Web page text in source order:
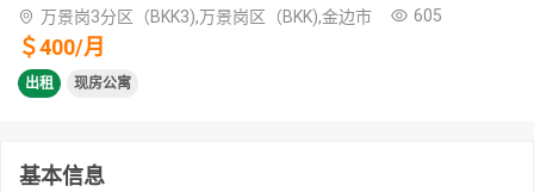
万景岗3分区（BKK3),万景岗区（BKK),金边市 605
＄400/月
出租 现房公寓
基本信息